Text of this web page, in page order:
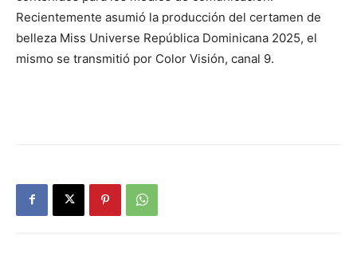
Recientemente asumió la producción del certamen de
belleza Miss Universe República Dominicana 2025, el
mismo se transmitió por Color Visión, canal 9.